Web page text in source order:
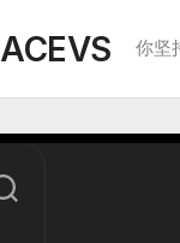
ACEVS 你坚